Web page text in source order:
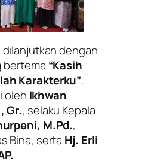
dengan
bertema “Kasih
Karakterku”.
oleh Ikhwan
Gr., selaku Kepala
M.Pd.,
Bina, serta Hj. Erli